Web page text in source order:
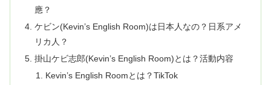
應？
ケビン(Kevin’s English Room)は日本人なの？日系アメ
リカ人？
掛山ケビ志郎(Kevin’s English Room)とは？活動内容
Kevin’s English Roomとは？TikTok